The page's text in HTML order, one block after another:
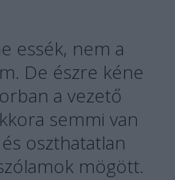
essék, nem a
De észre kéne
a vezető
semmi van
oszthatatlan
mögött.